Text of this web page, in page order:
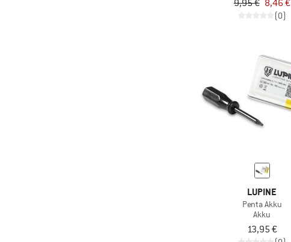
9,95 € 8,46 €
(0)
LUPINE
Penta Akku
Akku
13,95 €